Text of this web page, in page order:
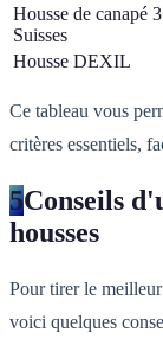
Housse de canapé 3
Suisses
Housse DEXIL
Ce tableau vous
critères essentiels,
5Conseils
housses
Pour tirer le
voici quelques